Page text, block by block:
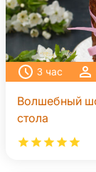
3 час
Волшебный
стола